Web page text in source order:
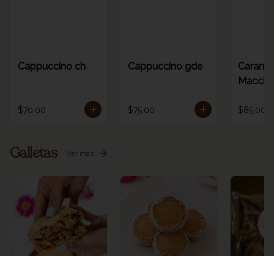
Cappuccino ch
$70.00
Cappuccino gde
$75.00 $85.00
Galletas Ver más